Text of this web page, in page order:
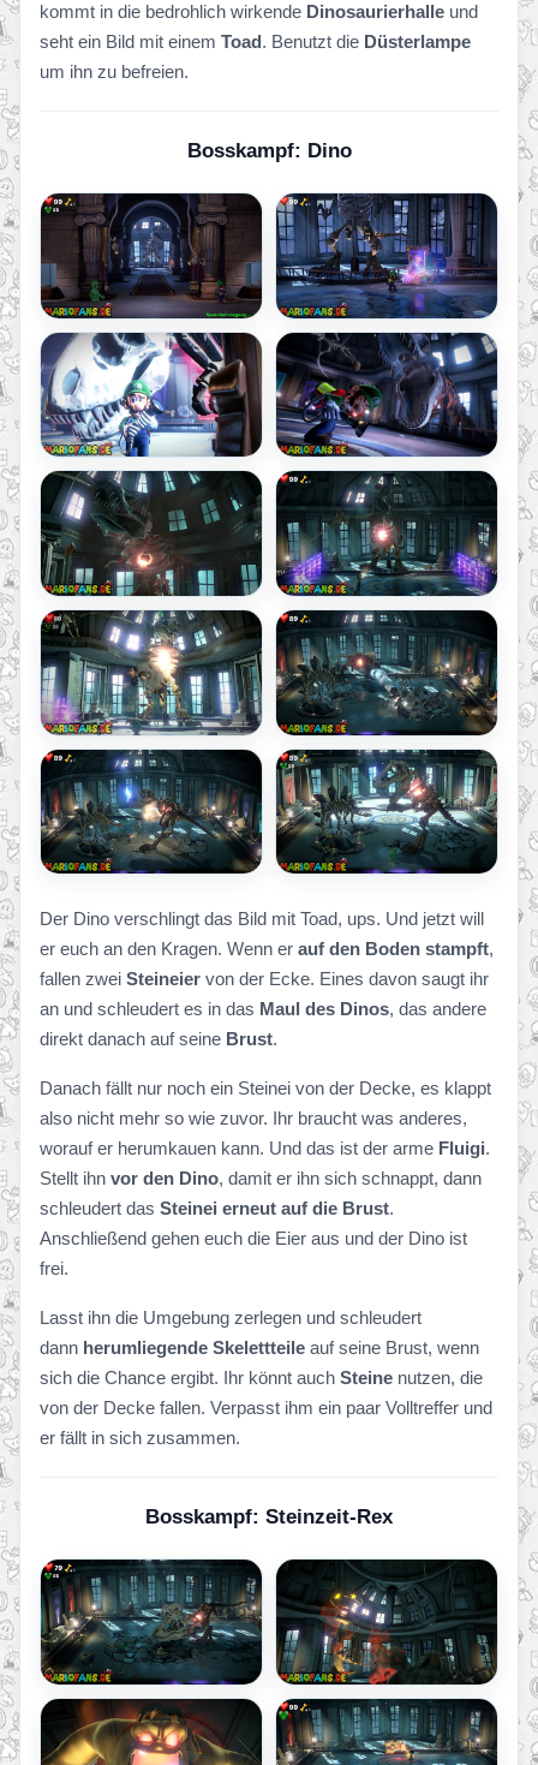
kommt in die bedrohlich wirkende Dinosaurierhalle und
seht ein Bild mit einem Toad. Benutzt die Düsterlampe
um ihn zu befreien.
Bosskampf: Dino
Der Dino verschlingt das Bild mit Toad, ups. Und jetzt will
er euch an den Kragen. Wenn er auf den Boden stampft,
fallen zwei Steineier von der Ecke. Eines davon saugt ihr
an und schleudert es in das Maul des Dinos, das andere
direkt danach auf seine Brust.
Danach fällt nur noch ein Steinei von der Decke, es klappt
also nicht mehr so wie zuvor. Ihr braucht was anderes,
worauf er herumkauen kann. Und das ist der arme Fluigi.
Stellt ihn vor den Dino, damit er ihn sich schnappt, dann
schleudert das Steinei erneut auf die Brust.
Anschließend gehen euch die Eier aus und der Dino ist
frei.
Lasst ihn die Umgebung zerlegen und schleudert
dann herumliegende Skelettteile auf seine Brust, wenn
sich die Chance ergibt. Ihr könnt auch Steine nutzen, die
von der Decke fallen. Verpasst ihm ein paar Volltreffer und
er fällt in sich zusammen.
Bosskampf: Steinzeit-Rex